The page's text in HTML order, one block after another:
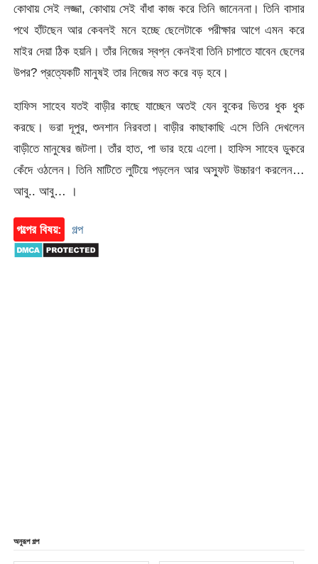
কোথায় সেই লজ্জা, কোথায় সেই বাঁধা কাজ করে তিনি জানেননা। তিনি বাসার
পথে হাঁটছেন আর কেবলই মনে হচ্ছে ছেলেটাকে পরীক্ষার আগে এমন করে
মাইর দেয়া ঠিক হয়নি। তাঁর নিজের স্বপ্ন কেনইবা তিনি চাপাতে যাবেন ছেলের
উপর? প্রত্যেকটি মানুষই তার নিজের মত করে বড় হবে।
হাফিস সাহেব যতই বাড়ীর কাছে যাচ্ছেন অতই যেন বুকের ভিতর ধুক ধুক
করছে। ভরা দূপুর, শুনশান নিরবতা। বাড়ীর কাছাকাছি এসে তিনি দেখলেন
বাড়ীতে মানুষের জটলা। তাঁর হাত, পা ভার হয়ে এলো। হাফিস সাহেব ডুকরে
কেঁদে ওঠলেন। তিনি মাটিতে লুটিয়ে পড়লেন আর অস্ফুট উচ্চারণ করলেন…
আবু.. আবু… ।
গল্পের বিষয়: গল্প
অনুরূপ গল্প